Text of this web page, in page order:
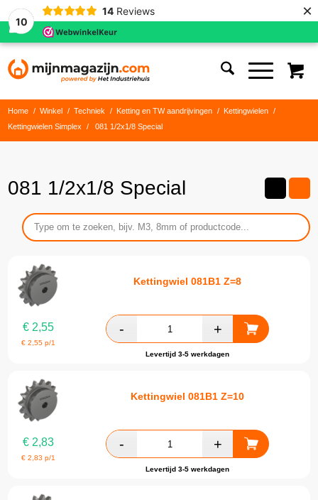
10
14 Reviews ×
Home / Winkel / Techniek / Ketting en TW aandrijvingen / Kettingwielen
/
Kettingwielen Simplex
/ 081 1/2x1/8 Special
081 1/2x1/8 Special
Kettingwiel 081B1 Z=8
€ 2,55
€2,55 p/1
Levertijd 3-5 werkdagen
Kettingwiel 081B1 Z=10
€ 2,83
€2,83 p/1
Levertijd 3-5 werkdagen